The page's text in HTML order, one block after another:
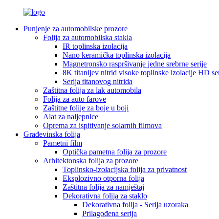
Punjenje za automobilske prozore
Folija za automobilska stakla
IR toplinska izolacija
Nano keramička toplinska izolacija
Magnetronsko raspršivanje jedne srebrne serije
8K titanijev nitrid visoke toplinske izolacije HD
Serija titanovog nitrida
Zaštitna folija za lak automobila
Folija za auto farove
Zaštitne folije za boje u boji
Alat za naljepnice
Oprema za ispitivanje solarnih filmova
Građevinska folija
Pametni film
Optička pametna folija za prozore
Arhitektonska folija za prozore
Toplinsko-izolacijska folija za privatnost
Eksplozivno otporna folija
Zaštitna folija za namještaj
Dekorativna folija za staklo
Dekorativna folija - Serija uzoraka
Prilagođena serija